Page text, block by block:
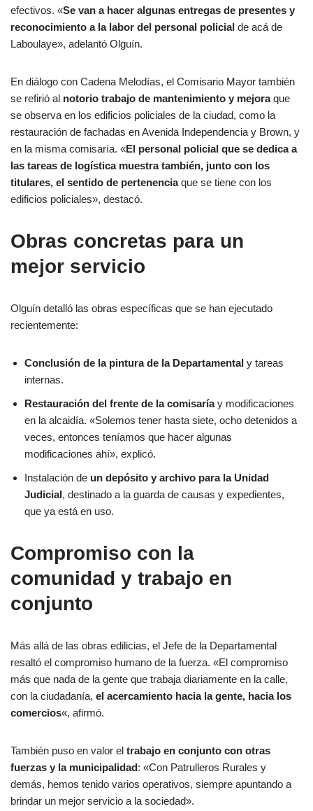
efectivos. «Se van a hacer algunas entregas de presentes y
reconocimiento a la labor del personal policial de acá de
Laboulaye», adelantó Olguín.
En diálogo con Cadena Melodías, el Comisario Mayor también
se refirió al notorio trabajo de mantenimiento y mejoraque
se observa en los edificios policiales de la ciudad, como la
restauración de fachadas en Avenida Independencia y Brown, y
en la misma comisaría. «El personal policial que se dedica a
las tareas de logística muestra también, junto con los
titulares, el sentido de pertenenciaque se tiene con los
edificios policiales», destacó.
Obras concretas para un
mejor servicio
Olguín detalló las obras específicas que se han ejecutado
recientemente:
Conclusión de la pintura de la Departamental y tareas
internas.
Restauración del frente de la comisaríay modificaciones
en la alcaidía. «Solemos tener hasta siete, ocho detenidos a
veces, entonces teníamos que hacer algunas
modificaciones ahí», explicó.
Instalación de un depósito y archivo para la Unidad
Judicial, destinado a la guarda de causas y expedientes,
que ya está en uso.
Compromiso con la
comunidad y trabajo en
conjunto
Más allá de las obras edilicias, el Jefe de la Departamental
resaltó el compromiso humano de la fuerza. «El compromiso
más que nada de la gente que trabaja diariamente en la calle,
con la ciudadanía, el acercamiento hacia la gente, hacia los
comercios«, afirmó.
También puso en valor el trabajo en conjunto con otras
fuerzas y la municipalidad: «Con Patrulleros Rurales y
demás, hemos tenido varios operativos, siempre apuntando a
brindar un mejor servicio a la sociedad».